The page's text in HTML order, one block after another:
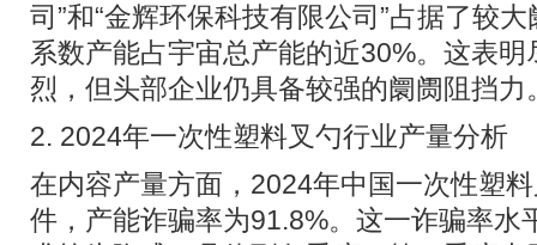
司”和“金辉环保科技有限公司”占据了较
系数产能占宇宙总产能的近30%。这表
烈，但头部企业仍具备较强的阛阓阻挡力
2. 2024年一次性塑料叉勺行业产量分析
在内容产量方面，2024年中国一次性塑
件，产能诈骗率为91.8%。这一诈骗率水